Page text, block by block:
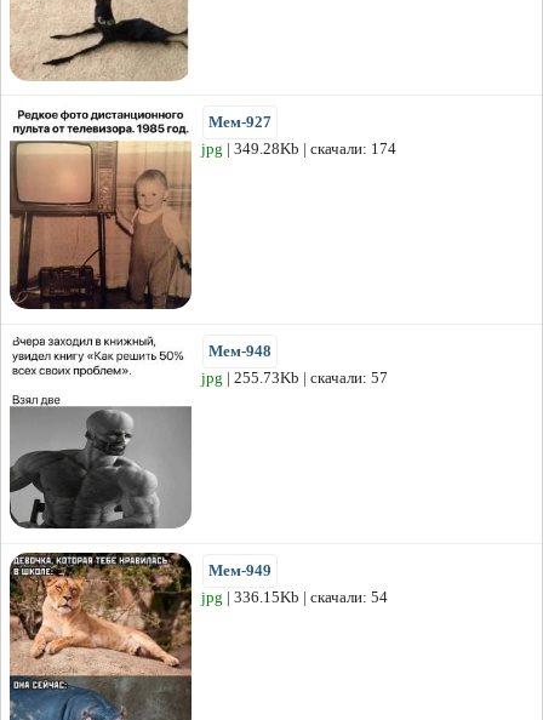
Мем-927
jpg | 349.28Kb | скачали: 174
Мем-948
jpg | 255.73Kb | скачали: 57
Мем-949
jpg | 336.15Kb | скачали: 54